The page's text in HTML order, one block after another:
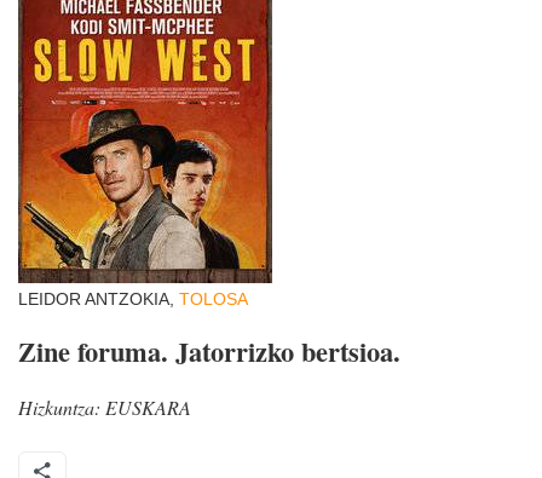
LEIDOR ANTZOKIA, TOLOSA
Zine foruma. Jatorrizko bertsioa.
Hizkuntza: EUSKARA